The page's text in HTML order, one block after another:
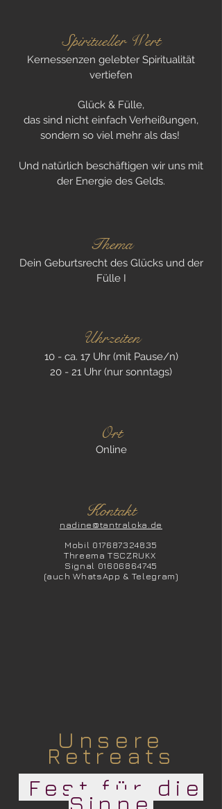
Spiritueller Wert
Kernessenzen gelebter Spiritualität
vertiefen
Glück & Fülle,
das sind nicht einfach Verheißungen,
sondern so viel mehr als das!
Und natürlich beschäftigen wir uns mit
der Energie des Gelds.
Thema
Dein Geburtsrecht des Glücks und der
Fülle I
Uhrzeiten
10- ca. 17 Uhr (mit Pause/n)
20 - 21 Uhr (nur sonntags)
Ort
Online
Kontakt
nadine@tantraloka.de
Mobil 017687324835
Threema TSCZRUKX
Signal 01606864745
(auch WhatsApp & Telegram)
Unsere
Retreats
Fe st für die
Sinne